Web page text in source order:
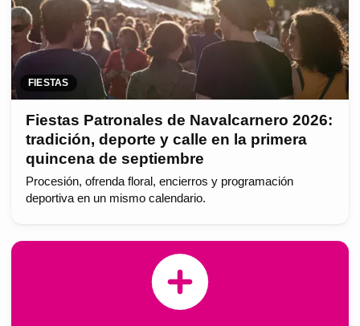
FIESTAS
Fiestas Patronales de Navalcarnero 2026:
tradición, deporte y calle en la primera
quincena de septiembre
Procesión, ofrenda floral, encierros y programación
deportiva en un mismo calendario.